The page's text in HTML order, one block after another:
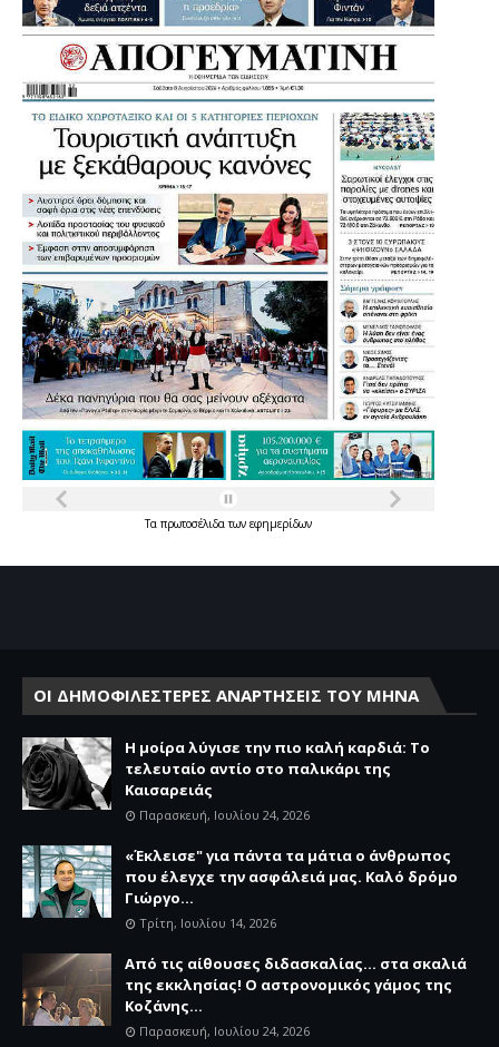
Τα πρωτοσέλιδατων εφημερίδων
ΟΙ ΔΗΜΟΦΙΛΕΣΤΕΡΕΣ ΑΝΑΡΤΗΣΕΙΣ ΤΟΥ ΜΗΝΑ
Η μοίρα λύγισε την πιο καλή καρδιά: Το
τελευταίο αντίο στο παλικάρι της
Καισαρειάς
Παρασκευή, Ιουλίου 24, 2026
«Έκλεισε" για πάντα τα μάτια ο άνθρωπος
που έλεγχε την ασφάλειά μας. Καλό δρόμο
Γιώργο...
Τρίτη, Ιουλίου 14, 2026
Από τις αίθουσες διδασκαλίας… στα σκαλιά
της εκκλησίας! Ο αστρονομικός γάμος της
Κοζάνης...
Παρασκευή, Ιουλίου 24, 2026